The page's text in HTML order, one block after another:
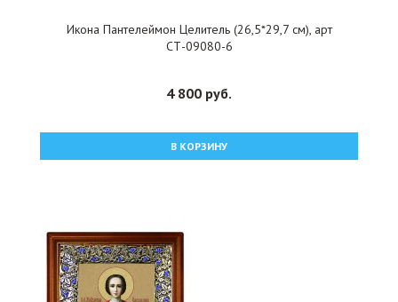
Икона Пантелеймон Целитель (26,5*29,7 см), арт
СТ-09080-6
4 800 руб.
В КОРЗИНУ